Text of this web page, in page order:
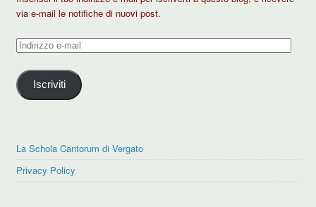
via e-mail le notifiche di nuovi post.
Indirizzo
mail
Iscriviti
La Schola Cantorum di Vergato
Privacy Policy